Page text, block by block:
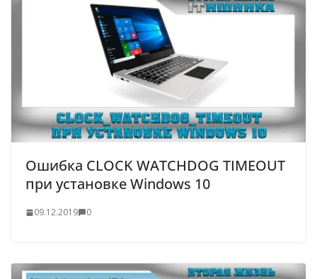
Ошибка CLOCK WATCHDOG TIMEOUT
при установке Windows 10
09.12.2019 0